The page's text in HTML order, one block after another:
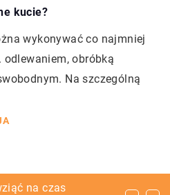
kucie?
wykonywać co najmniej
obróbką
Na szczególną
budowie?
na czas
odpowiednie?